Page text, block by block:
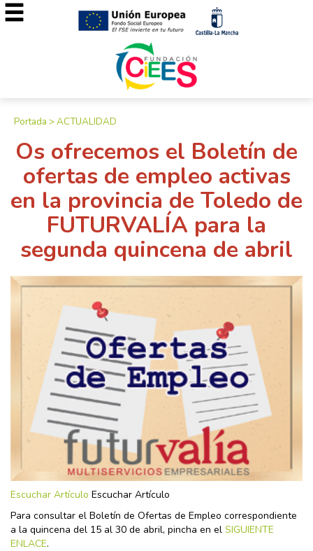
Portada >ACTUALIDAD
Os ofrecemos el Boletín de
ofertas de empleo activas
en la provincia de Toledo de
FUTURVALÍA para la
segunda quincena de abril
Escuchar Artículo Escuchar Artículo
Para consultar el Boletín de Ofertas de Empleo correspondiente
a la quincena del 15 al 30 de abril, pincha en el SIGUIENTE
ENLACE.